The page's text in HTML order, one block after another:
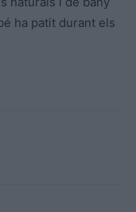
ha patit durant els